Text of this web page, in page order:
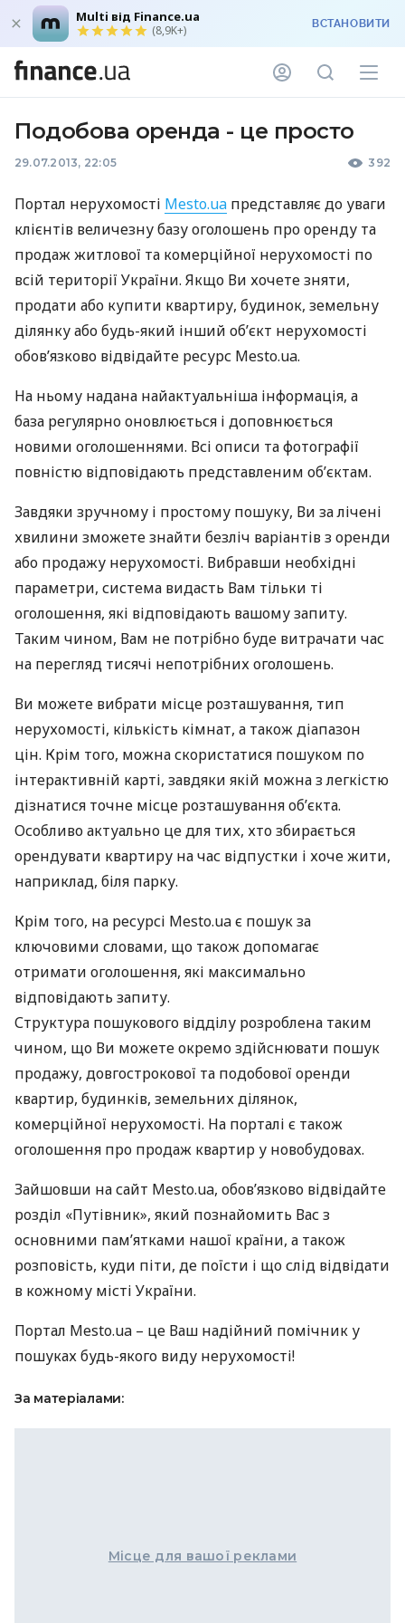
Multi від Finance.ua
(8,9K+) ВСТАНОВИТИ
Подобова оренда - це просто
29.07.2013, 22:05 392
Портал нерухомості Mesto.ua представляє до уваги
клієнтів величезну базу оголошень про оренду та
продаж житлової та комерційної нерухомості по
всій території України. Якщо Ви хочете зняти,
продати або купити квартиру, будинок, земельну
ділянку або будь-який інший об’єкт нерухомості
обов’язково відвідайте ресурс Mesto.ua.
На ньому надана найактуальніша інформація, а
база регулярно оновлюється і доповнюється
новими оголошеннями. Всі описи та фотографії
повністю відповідають представленим об’єктам.
Завдяки зручному і простому пошуку, Ви за лічені
хвилини зможете знайти безліч варіантів з оренди
або продажу нерухомості. Вибравши необхідні
параметри, система видасть Вам тільки ті
оголошення, які відповідають вашому запиту.
Таким чином, Вам не потрібно буде витрачати час
на перегляд тисячі непотрібних оголошень.
Ви можете вибрати місце розташування, тип
нерухомості, кількість кімнат, а також діапазон
цін. Крім того, можна скористатися пошуком по
інтерактивній карті, завдяки якій можна з легкістю
дізнатися точне місце розташування об’єкта.
Особливо актуально це для тих, хто збирається
орендувати квартиру на час відпустки і хоче жити,
наприклад, біля парку.
Крім того, на ресурсі Mesto.ua є пошук за
ключовими словами, що також допомагає
отримати оголошення, які максимально
відповідають запиту.
Структура пошукового відділу розроблена таким
чином, що Ви можете окремо здійснювати пошук
продажу, довгострокової та подобової оренди
квартир, будинків, земельних ділянок,
комерційної нерухомості. На порталі є також
оголошення про продаж квартир у новобудовах.
Зайшовши на сайт Mesto.ua, обов’язково відвідайте
розділ «Путівник», який познайомить Вас з
основними пам’ятками нашої країни, а також
розповість, куди піти, де поїсти і що слід відвідати
в кожному місті України.
Портал Mesto.ua – це Ваш надійний помічник у
пошуках будь-якого виду нерухомості!
За матеріалами:
Місце для вашої реклами